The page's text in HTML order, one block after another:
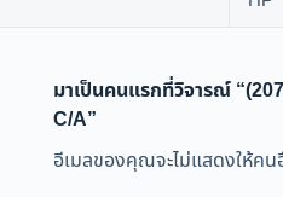
มาเป็นคนแรกที่วิจารณ์
C/A”
อีเมลของคุณจะไม่แสดงให้คน